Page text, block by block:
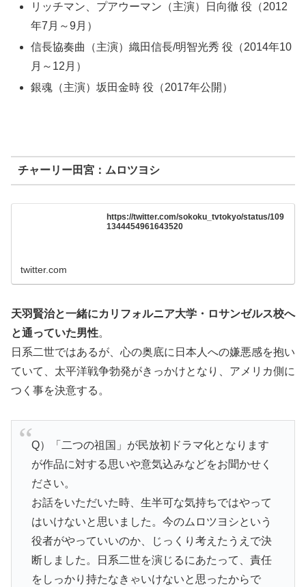
リッチマン、プアウーマン（主演）日向徹 役（2012
年7月～9月）
信長協奏曲（主演）織田信長/明智光秀 役（2014年10
月～12月）
銀魂（主演）坂田金時 役（2017年公開）
チャーリー田宮：ムロツヨシ
https://twitter.com/sokoku_tvtokyo/status/109
1344454961643520
twitter.com
天羽賢治と一緒にカリフォルニア大学・ロサンゼルス校へ
と通っていた男性。
日系二世ではあるが、心の奥底に日本人への嫌悪感を抱い
ていて、太平洋戦争勃発がきっかけとなり、アメリカ側に
つく事を決意する。
Q）「二つの祖国」が民放初ドラマ化となります
が作品に対する思いや意気込みなどをお聞かせく
ださい。
お話をいただいた時、生半可な気持ちではやって
はいけないと思いました。今のムロツヨシという
役者がやっていいのか、じっくり考えたうえで決
断しました。日系二世を演じるにあたって、責任
をしっかり持たなきゃいけないと思ったからで